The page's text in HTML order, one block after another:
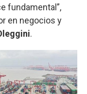
fundamental”,
en negocios y
.